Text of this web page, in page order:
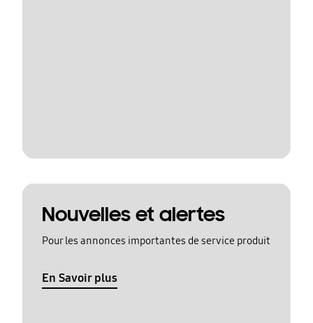
Nouvelles et alertes
Pour les annonces importantes de service produit
En Savoir plus